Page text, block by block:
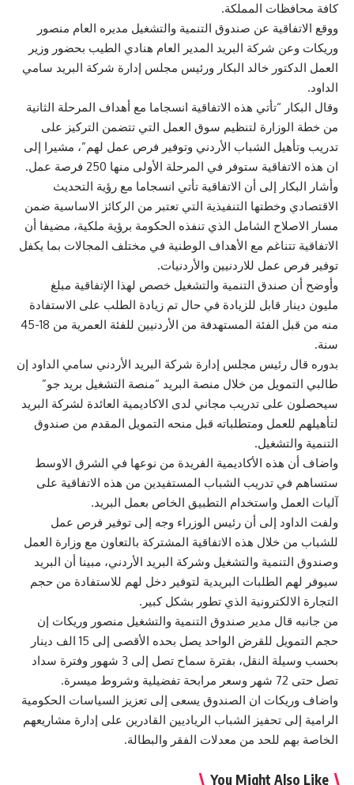
كافة محافظات المملكة.
ووقع الاتفاقية عن صندوق التنمية والتشغيل مديره العام منصور
وريكات وعن شركة البريد المدير العام هنادي الطيب بحضور وزير
العمل الدكتور خالد البكار ورئيس مجلس إدارة شركة البريد سامي
الداود.
وقال البكار “تأتي هذه الاتفاقية انسجاما مع أهداف المرحلة الثانية
من خطة الوزارة لتنظيم سوق العمل التي تتضمن التركيز على
تدريب وتأهيل الشباب الأردني وتوفير فرص عمل لهم”، مشيرا إلى
ان هذه الاتفاقية ستوفر في المرحلة الأولى منها 250 فرصة عمل.
وأشار البكار إلى أن الاتفاقية تأتي انسجاما مع رؤية التحديث
الاقتصادي وخطتها التنفيذية التي تعتبر من الركائز الاساسية ضمن
مسار الاصلاح الشامل الذي تنفذه الحكومة برؤية ملكية، مضيفا أن
الاتفاقية تتناغم مع الأهداف الوطنية في مختلف المجالات بما يكفل
توفير فرص عمل للاردنيين والأردنيات.
وأوضح أن صندق التنمية والتشغيل خصص لهذا الإتفاقية مبلغ
مليون دينار قابل للزيادة في حال تم زيادة الطلب على الاستفادة
منه من قبل الفئة المستهدفة من الأردنيين للفئة العمرية من 18-45
سنة.
بدوره قال رئيس مجلس إدارة شركة البريد الأردني سامي الداود إن
طالبي التمويل من خلال منصة البريد “منصة التشغيل بريد جو”
سيحصلون على تدريب مجاني لدى الاكاديمية العائدة لشركة البريد
لتأهيلهم للعمل ومتطلباته قبل منحه التمويل المقدم من صندوق
التنمية والتشغيل.
واضاف أن هذه الأكاديمية الفريدة من نوعها في الشرق الاوسط
ستساهم في تدريب الشباب المستفيدين من هذه الاتفاقية على
آليات العمل واستخدام التطبيق الخاص بعمل البريد.
ولفت الداود إلى أن رئيس الوزراء وجه إلى توفير فرص عمل
للشباب من خلال هذه الاتفاقية المشتركة بالتعاون مع وزارة العمل
وصندوق التنمية والتشغيل وشركة البريد الأردني، مبينا أن البريد
سيوفر لهم الطلبات البريدية لتوفير دخل لهم للاستفادة من حجم
التجارة الالكترونية الذي تطور بشكل كبير.
من جانبه قال مدير صندوق التنمية والتشغيل منصور وريكات إن
حجم التمويل للقرض الواحد يصل بحده الأقصى إلى 15 الف دينار
بحسب وسيلة النقل، بفترة سماح تصل إلى 3 شهور وفترة سداد
تصل حتى 72 شهر وسعر مرابحة تفضيلية وشروط ميسرة.
واضاف وريكات ان الصندوق يسعى إلى تعزيز السياسات الحكومية
الرامية إلى تحفيز الشباب الرياديين القادرين على إدارة مشاريعهم
الخاصة بهم للحد من معدلات الفقر والبطالة.
You Might Also Like